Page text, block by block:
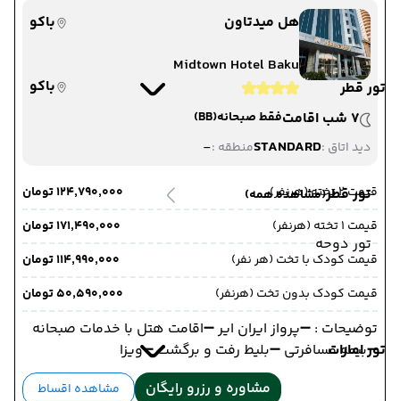
تور قطر
تور قطر(مشاهده همه)
تور دوحه
تور امارات
هل میدتاون
باکو
Midtown Hotel Baku
باکو
7 شب اقامت
فقط صبحانه(BB)
دید اتاق :STANDARDمنطقه :-
قیمت 2 تخته (هرنفر)
۱۲۴٬۷۹۰٬۰۰۰ تومان
قیمت 1 تخته (هرنفر)
۱۷۱٬۴۹۰٬۰۰۰ تومان
قیمت کودک با تخت (هر نفر)
۱۱۴٬۹۹۰٬۰۰۰ تومان
قیمت کودک بدون تخت (هرنفر)
۵۰٬۵۹۰٬۰۰۰ تومان
توضیحات : ➖پرواز ایران ایر ➖اقامت هتل با خدمات صبحانه
➖بیمه مسافرتی ➖بلیط رفت و برگشت ➖ویزا
مشاوره و رزرو رایگان
مشاهده اقساط